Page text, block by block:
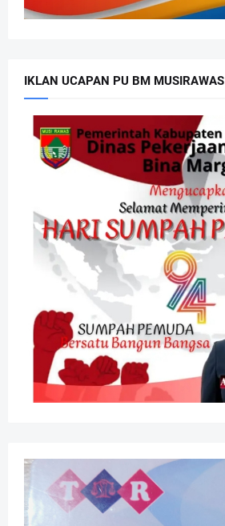
IKLAN UCAPAN PU BM MUSIRAWAS